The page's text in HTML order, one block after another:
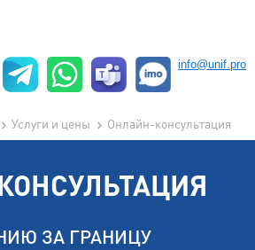
info@unif.pro
Услуги и цены Онлайн-консультация
ЗА ГРАНИЦУ